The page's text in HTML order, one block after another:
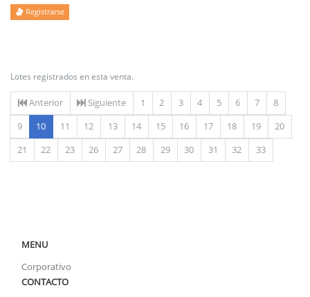
Registrarse
Lotes registrados en esta venta.
Anterior Siguiente 1 2 3 4 5 6 7
8
9
10(actual)
11 12 13 14 15 16 17 18 19
20
21
22 23 26 27 28 29 30 31 32 33
MENU
Corporativo
CONTACTO